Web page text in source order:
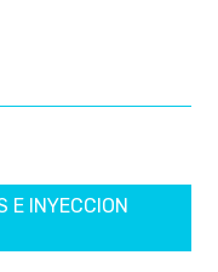
E INYECCION